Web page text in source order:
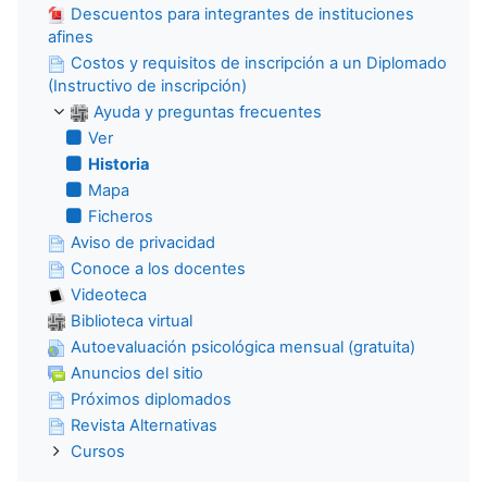
Descuentos para integrantes de instituciones
afines
Costos y requisitos de inscripción a un Diplomado
(Instructivo de inscripción)
Ayuda y preguntas frecuentes
Ver
Historia
Mapa
Ficheros
Aviso de privacidad
Conoce a los docentes
Videoteca
Biblioteca virtual
Autoevaluación psicológica mensual (gratuita)
Anuncios del sitio
Próximos diplomados
Revista Alternativas
Cursos